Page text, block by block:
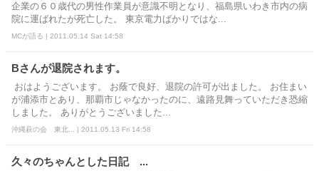
企業の６０歳代の男性作業員が意識不明となり、福島県いわき市内の病
院に運ばれたが死亡した。 東京電力ばかりではな...
MCが語る | 2011.05.14 Sat 14:58
Bさんが退院されます。
おはようございます。 お蔭で良好、退院の許可が出ました。 お住まい
が浦添市とあり、那覇市じゃなかったのに、遠路見舞っていただき恐縮
しました。 ありがとうございました...
沖縄萩の会 東北... | 2011.05.13 Fri 14:58
久々のちゃんとした日記 ...